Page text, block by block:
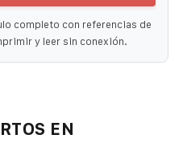
completo con referencias de
y leer sin conexión.
EN